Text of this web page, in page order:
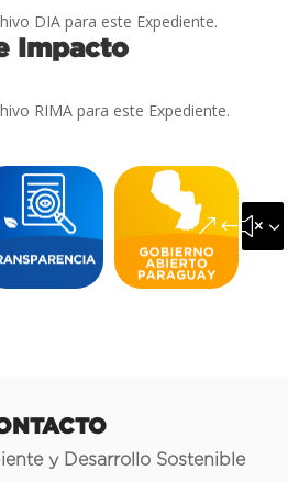
DIA para este Expediente.
Impacto
RIMA para este Expediente.
y Desarrollo Sostenible